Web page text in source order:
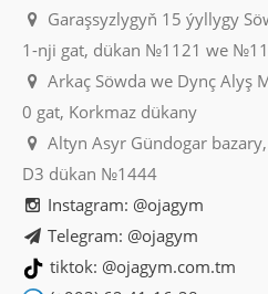
Garaşsyzlygyň 15 ýyllygy
1-nji gat, dükan №1121 we
Arkaç Söwda we Dynç Alyş
0 gat, Korkmaz dükany
Altyn Asyr Gündogar bazary,
D3 dükan №1444
Instagram: @ojagym
Telegram: @ojagym
tiktok: @ojagym.com.tm